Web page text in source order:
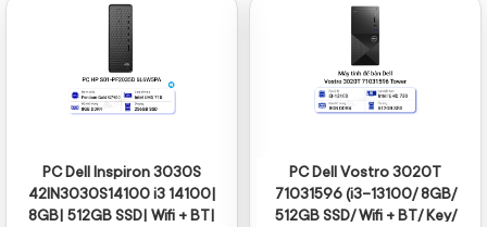
PC Dell Inspiron 3030S
42IN3030S14100 i3 14100|
8GB| 512GB SSD| Wifi + BT|
PC Dell Vostro 3020T
71031596 (i3-13100/ 8GB/
512GB SSD/ Wifi + BT/ Key/